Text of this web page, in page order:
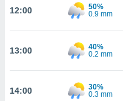
sind,
12:00
50%
0.9 mm
13:00
40%
0.2 mm
14:00
30%
0.3 mm